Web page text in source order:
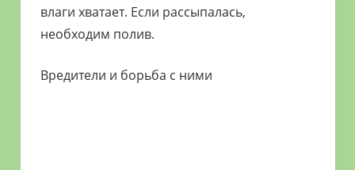
влаги хватает. Если рассыпалась,
необходим полив.
Вредители и борьба с ними